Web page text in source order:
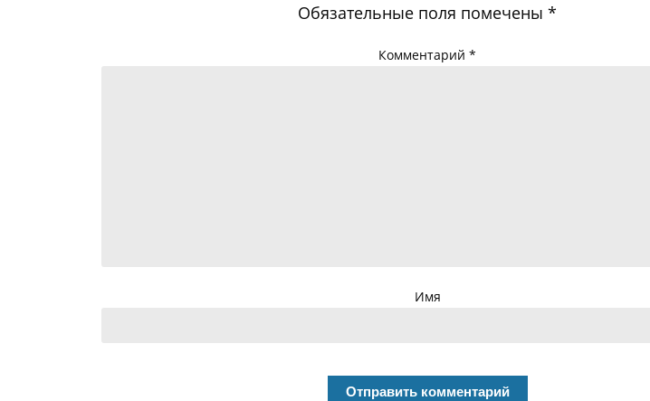
Обязательные поля помечены*
Комментарий*
Имя